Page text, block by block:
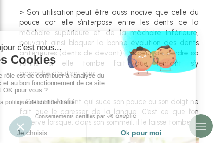
> Son utilisation peut être aussi nocive que celle du
pouce car elle s’interpose entre les dents de la
mâchoire supérieure et de la mâchoire inférieure,
pouvant ainsi bloquer la bonne évolution des dents
antérieures (dents de devant). La peur de perdre sa
tétine si elle tombe fait que l’enfant s’y
accroche d’autant plus.
> Souvent, l’enfant qui suce son pouce ou son doigt ne
fait que le caresser de la langue. C’est ce que l’on
observe lorsque, dans son sommeil, il le laisse tomber.